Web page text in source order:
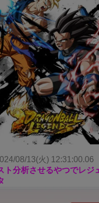
08/13(火) 12:31:00.06
ト分析させるやつでレジ